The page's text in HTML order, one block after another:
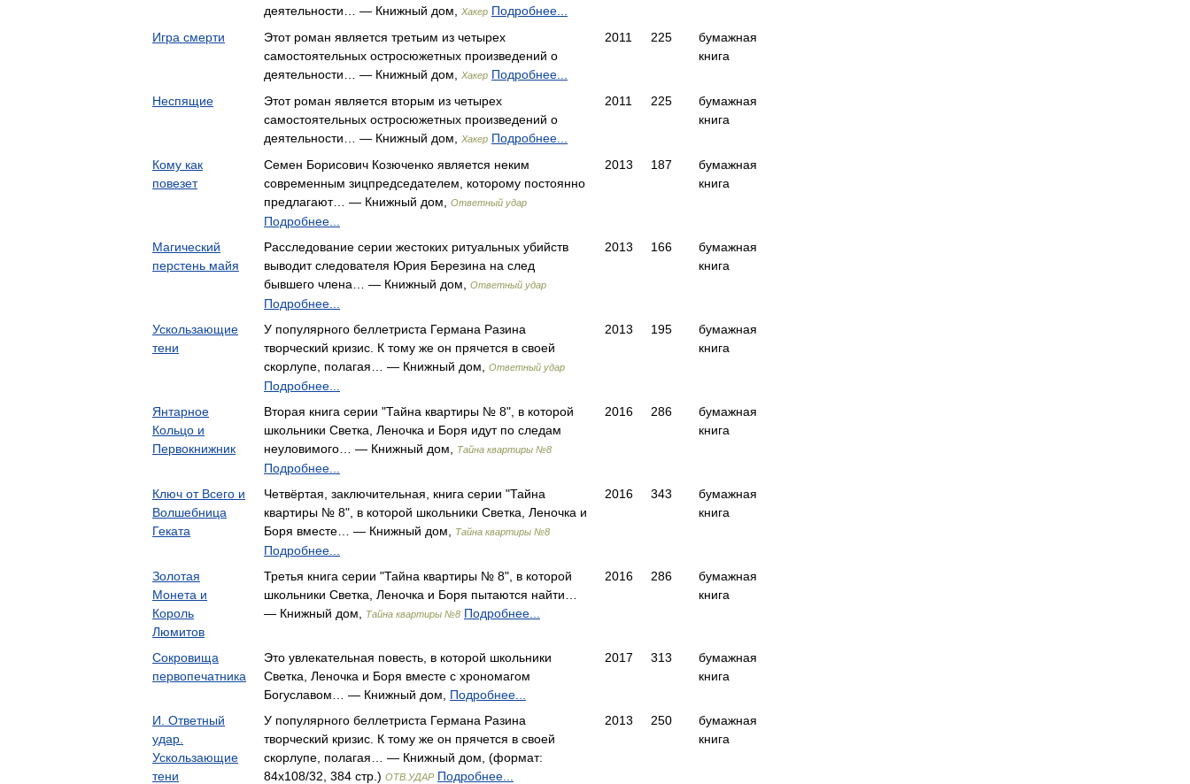
деятельности… — Книжный дом,
Хакер Подробнее...
Игра смерти
Этот роман является третьим из четырех
самостоятельных остросюжетных произведений о
деятельности… — Книжный дом,
Хакер Подробнее...
2011 225
бумажная
книга
Неспящие
Этот роман является вторым из четырех
самостоятельных остросюжетных произведений о
деятельности… — Книжный дом,
Хакер Подробнее...
2011 225
бумажная
книга
Кому как
повезет
Семен Борисович Козюченко является неким
современным зицпредседателем, которому постоянно
предлагают… — Книжный дом,
Ответный удар
Подробнее...
2013 187
бумажная
книга
Магический
перстень майя
Расследование серии жестоких ритуальных убийств
выводит следователя Юрия Березина на след
бывшего члена… — Книжный дом,
Ответный удар
Подробнее...
2013 166
бумажная
книга
Ускользающие
тени
У популярного беллетриста Германа Разина
творческий кризис. К тому же он прячется в своей
скорлупе, полагая… — Книжный дом,
Ответный удар
Подробнее...
2013 195
бумажная
книга
Янтарное
Кольцо и
Первокнижник
Вторая книга серии "Тайна квартиры № 8", в которой
школьники Светка, Леночка и Боря идут по следам
неуловимого… — Книжный дом,
Тайна квартиры №8
Подробнее...
2016 286
бумажная
книга
Ключ от Всего и
Волшебница
Геката
Четвёртая, заключительная, книга серии "Тайна
квартиры № 8", в которой школьники Светка, Леночка и
Боря вместе… — Книжный дом,
Тайна квартиры №8
Подробнее...
2016 343
бумажная
книга
Золотая
Монета и
Король
Люмитов
Третья книга серии "Тайна квартиры № 8", в которой
школьники Светка, Леночка и Боря пытаются найти…
— Книжный дом,
Тайна квартиры №8 Подробнее...
2016 286
бумажная
книга
Сокровища
первопечатника
Это увлекательная повесть, в которой школьники
Светка, Леночка и Боря вместе с хрономагом
Богуславом… — Книжный дом, Подробнее...
2017 313
бумажная
книга
И. Ответный
удар.
Ускользающие
тени
У популярного беллетриста Германа Разина
творческий кризис. К тому же он прячется в своей
скорлупе, полагая… — Книжный дом, (формат:
84x108/32, 384 стр.) ОТВ.УДАР Подробнее...
2013 250
бумажная
книга